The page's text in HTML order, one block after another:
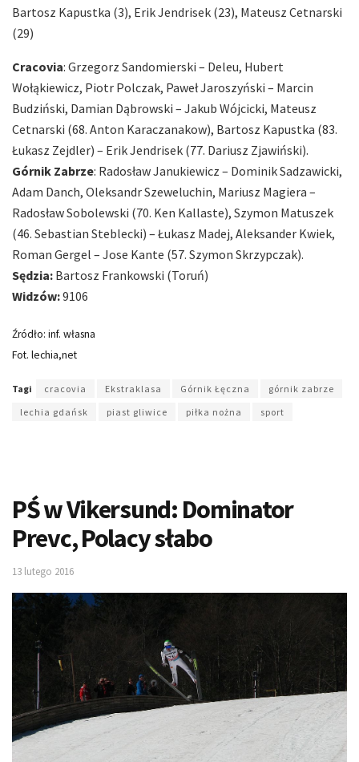
Bartosz Kapustka (3), Erik Jendrisek (23), Mateusz Cetnarski
(29)
Cracovia: Grzegorz Sandomierski – Deleu, Hubert
Wołąkiewicz, Piotr Polczak, Paweł Jaroszyński – Marcin
Budziński, Damian Dąbrowski – Jakub Wójcicki, Mateusz
Cetnarski (68. Anton Karaczanakow), Bartosz Kapustka (83.
Łukasz Zejdler) – Erik Jendrisek (77. Dariusz Zjawiński).
Górnik Zabrze: Radosław Janukiewicz – Dominik Sadzawicki,
Adam Danch, Oleksandr Szeweluchin, Mariusz Magiera –
Radosław Sobolewski (70. Ken Kallaste), Szymon Matuszek
(46. Sebastian Steblecki) – Łukasz Madej, Aleksander Kwiek,
Roman Gergel – Jose Kante (57. Szymon Skrzypczak).
Sędzia: Bartosz Frankowski (Toruń)
Widzów:9106
Źródło: inf. własna
Fot. lechia,net
Tagi cracovia Ekstraklasa Górnik Łęczna
górnik zabrze
lechia gdańsk
piast gliwice piłka nożna sport
PŚ w Vikersund: Dominator
Prevc, Polacy słabo
13 lutego 2016